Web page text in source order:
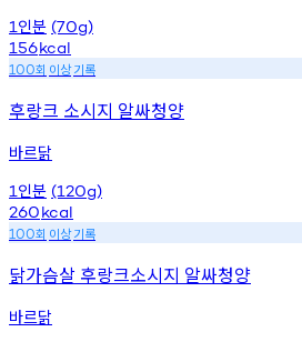
1 인분 (70g)
156kcal
100회 이상기록
후랑크 소시지 알싸청양
바르닭
1 인분 (120g)
260kcal
100회 이상기록
닭가슴살 후랑크소시지 알싸청양
바르닭